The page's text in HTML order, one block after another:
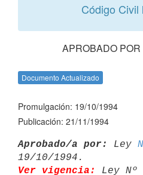
Código Civil
APROBADO POR
Documento Actualizado
Promulgación: 19/10/1994
Publicación: 21/11/1994
Aprobado/a por: Ley
Ver vigencia:
Ley Nº